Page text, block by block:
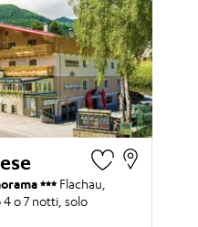
Flachau,
4 o 7 notti, solo